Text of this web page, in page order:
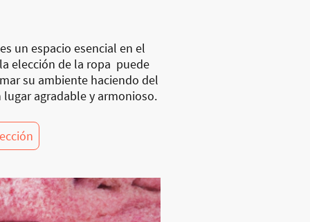
un espacio esencial en el
elección de la ropa puede
su ambiente haciendo del
agradable y armonioso.